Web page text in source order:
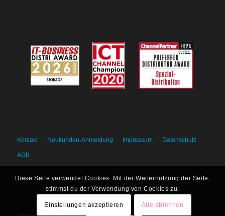
Kontakt Neukunden-Anmeldung Impressum Datenschutz
AGB
Diese Seite verwendet Cookies. Mit der Weiternutzung der Seite,
stimmst du der Verwendung von Cookies zu.
Einstellungen akzeptieren Alle ablehnen